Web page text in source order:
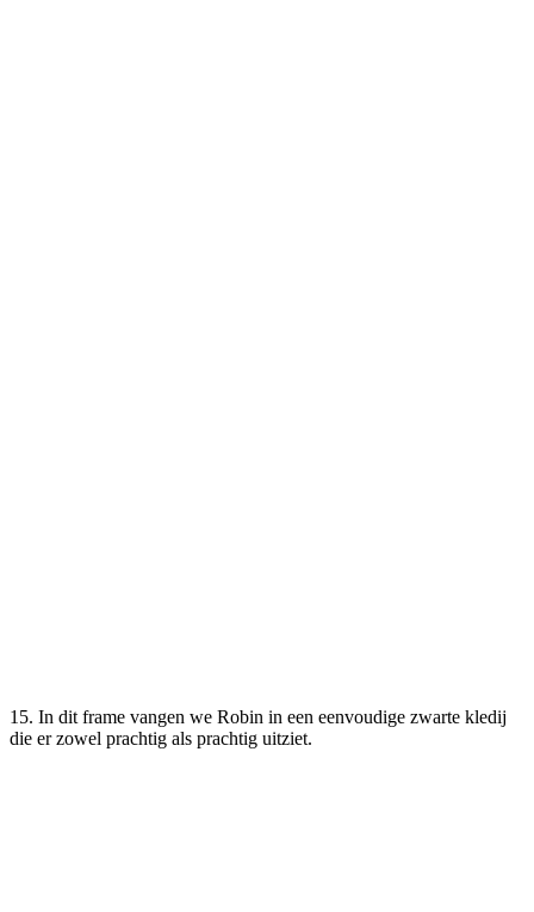
15. In dit frame vangen we Robin in een eenvoudige zwarte kledij
die er zowel prachtig als prachtig uitziet.